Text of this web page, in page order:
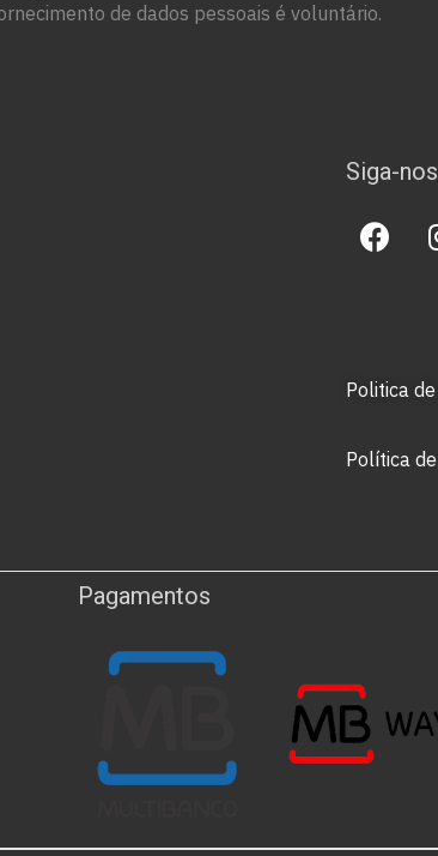
de dados pessoais é voluntário.
Siga-
Politica
Política
Pagamentos